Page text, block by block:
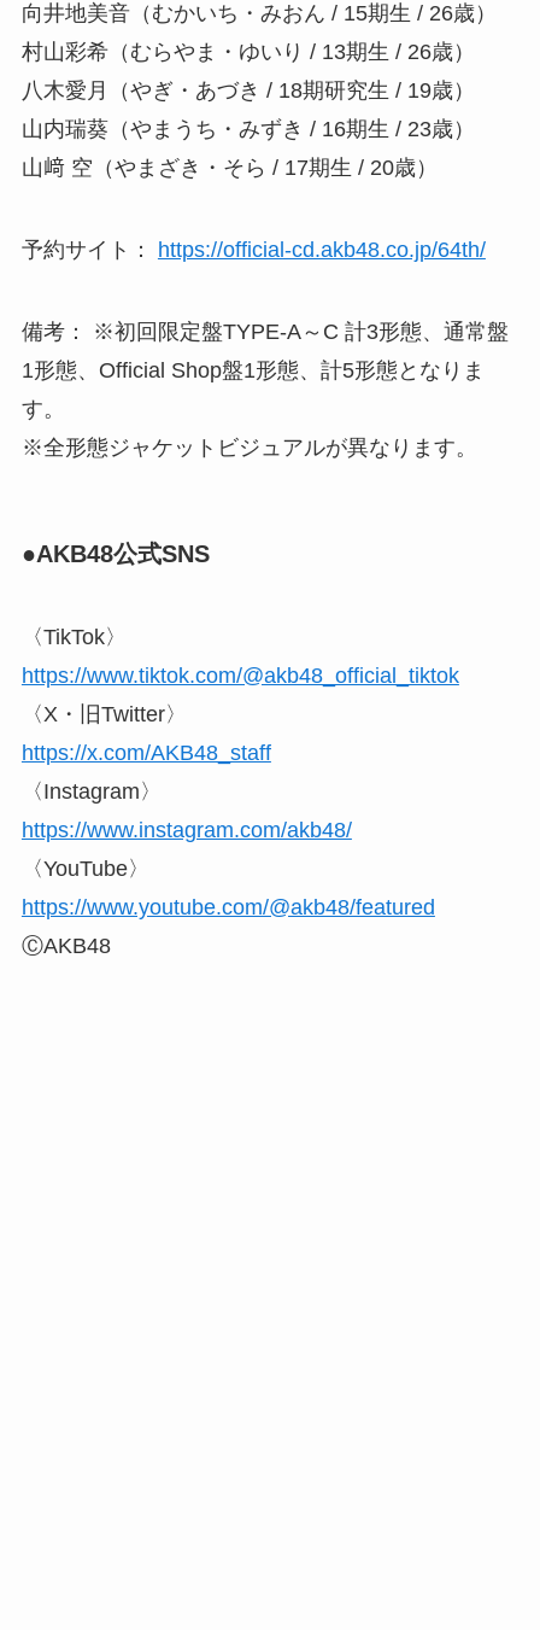
向井地美音（むかいち・みおん / 15期生 / 26歳）
村山彩希（むらやま・ゆいり / 13期生 / 26歳）
八木愛月（やぎ・あづき / 18期研究生 / 19歳）
山内瑞葵（やまうち・みずき / 16期生 / 23歳）
山﨑 空（やまざき・そら / 17期生 / 20歳）
予約サイト： https://official-cd.akb48.co.jp/64th/
備考： ※初回限定盤TYPE-A～C 計3形態、通常盤
1形態、Official Shop盤1形態、計5形態となりま
す。
※全形態ジャケットビジュアルが異なります。
●AKB48公式SNS
〈TikTok〉
https://www.tiktok.com/@akb48_official_tiktok
〈X・旧Twitter〉
https://x.com/AKB48_staff
〈Instagram〉
https://www.instagram.com/akb48/
〈YouTube〉
https://www.youtube.com/@akb48/featured
ⒸAKB48